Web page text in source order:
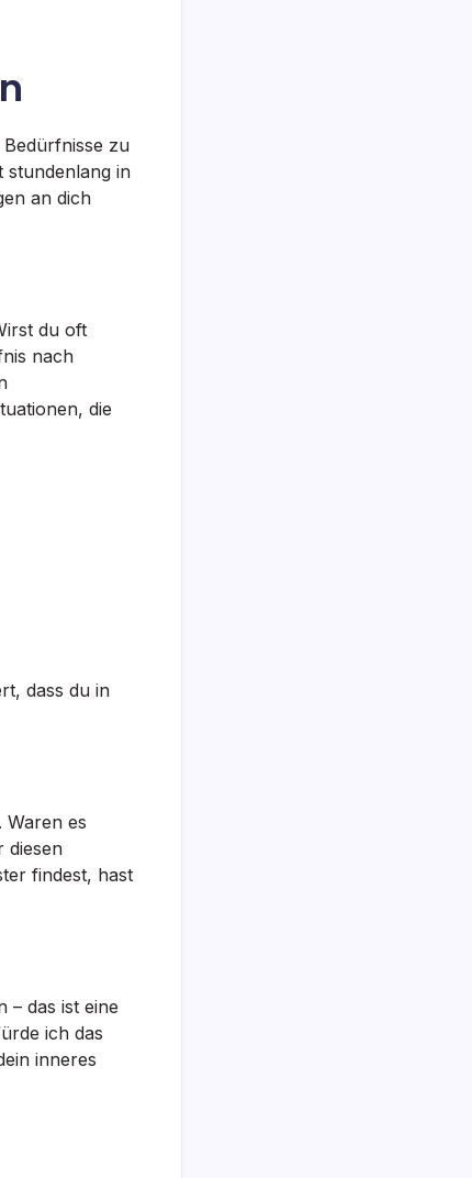
zu
stundenlang in
an dich
du oft
nach
die
dass du in
es
diesen
findest, hast
– das ist eine
ich das
inneres